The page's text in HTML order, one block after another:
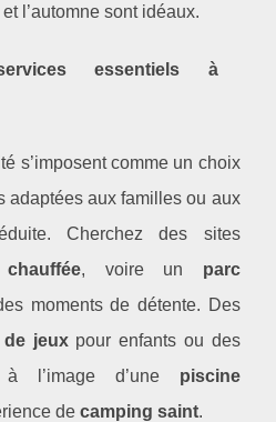
l’automne sont idéaux.
essentiels à
s’imposent comme un choix
adaptées aux familles ou aux
Cherchez des sites
, voire un parc
moments de détente. Des
de jeuxpour enfants ou des
à l’image d’une piscine
de camping saint.